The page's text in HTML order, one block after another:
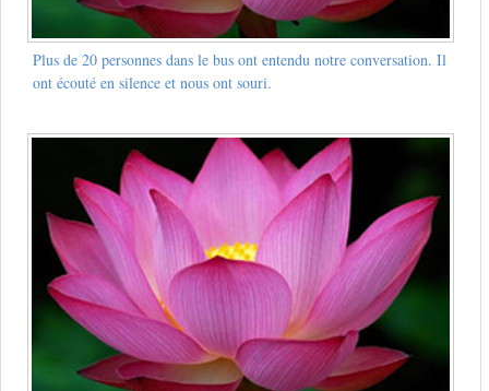
Plus de 20 personnes dans le bus ont entendu notre conversation. Il
ont écouté en silence et nous ont souri.